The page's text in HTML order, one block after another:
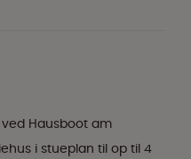
Hausboot am
i stueplan til op til 4